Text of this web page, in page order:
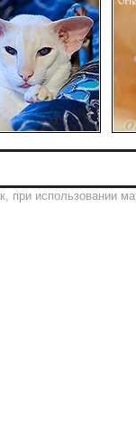
при использовании